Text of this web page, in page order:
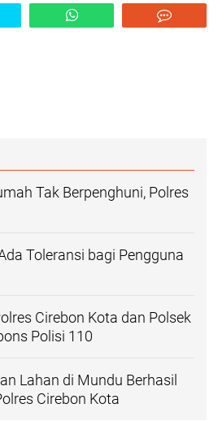
Tak Berpenghuni, Polres
Toleransi bagi Pengguna
Cirebon Kota dan Polsek
Polisi 110
Lahan di Mundu Berhasil
Cirebon Kota